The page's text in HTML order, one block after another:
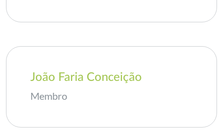
João Faria Conceição
Membro